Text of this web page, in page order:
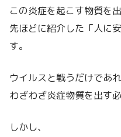
この炎症を起こす物質を
先ほどに紹介した「人に
す。
ウイルスと戦うだけであれ
わざわざ炎症物質を出す
しかし、